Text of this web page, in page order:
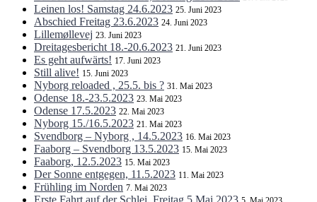
Leinen los! Samstag 24.6.2023 25. Juni 2023
Abschied Freitag 23.6.2023 24. Juni 2023
Lillemøllevej 23. Juni 2023
Dreitagesbericht 18.-20.6.2023 21. Juni 2023
Es geht aufwärts! 17. Juni 2023
Still alive! 15. Juni 2023
Nyborg reloaded , 25.5. bis ? 31. Mai 2023
Odense 18.-23.5.2023 23. Mai 2023
Odense 17.5.2023 22. Mai 2023
Nyborg 15./16.5.2023 21. Mai 2023
Svendborg – Nyborg , 14.5.2023 16. Mai 2023
Faaborg – Svendborg 13.5.2023 15. Mai 2023
Faaborg, 12.5.2023 15. Mai 2023
Der Sonne entgegen, 11.5.2023 11. Mai 2023
Frühling im Norden 7. Mai 2023